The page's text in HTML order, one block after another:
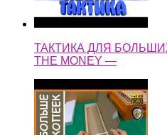
ТАКТИКА ДЛЯ
THE MONEY —